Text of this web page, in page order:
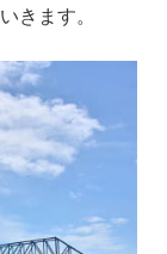
きます。